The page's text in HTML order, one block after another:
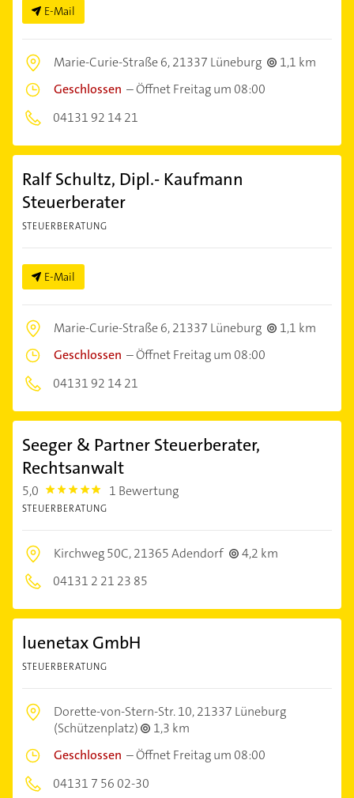
E-Mail
Marie-Curie-Straße 6,21337 Lüneburg
1,1 km
Geschlossen –Öffnet Freitag um 08:00
04131 92 14 21
Ralf Schultz, Dipl.- Kaufmann
Steuerberater
STEUERBERATUNG
E-Mail
Marie-Curie-Straße 6,21337 Lüneburg
1,1 km
Geschlossen –Öffnet Freitag um 08:00
04131 92 14 21
Seeger & Partner Steuerberater,
Rechtsanwalt
5,0 5.0 1 Bewertung
STEUERBERATUNG
Kirchweg 50C,21365 Adendorf
4,2 km
04131 2 21 23 85
luenetax GmbH
STEUERBERATUNG
Dorette-von-Stern-Str. 10,21337 Lüneburg
(Schützenplatz)
1,3 km
Geschlossen –Öffnet Freitag um 08:00
04131 7 56 02-30